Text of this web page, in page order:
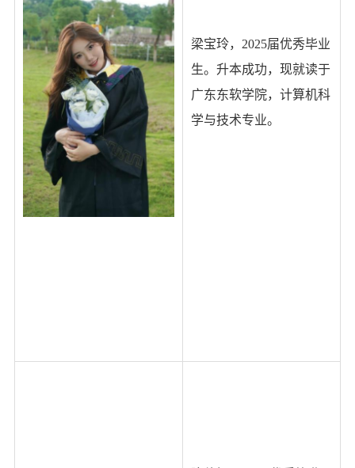
梁宝玲， 2025届优秀毕业
生。升本成功，现就读于
广东东软学院，计算机科
学与技术专业。